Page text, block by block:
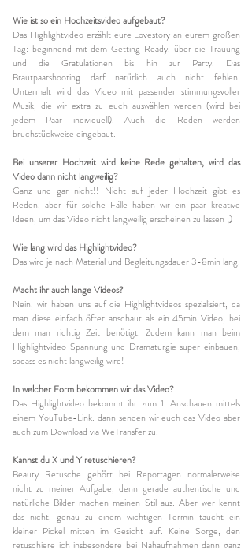
Wie ist so ein Hochzeitsvideo aufgebaut?
Das Highlightvideo erzählt eure Lovestory an eurem großen
Tag: beginnend mit dem Getting Ready, über die Trauung
und die Gratulationen bis hin zur Party. Das
Brautpaarshooting darf natürlich auch nicht fehlen.
Untermalt wird das Video mit passender stimmungsvoller
Musik, die wir extra zu euch auswählen werden (wird bei
jedem Paar individuell). Auch die Reden werden
bruchstückweise eingebaut.
Bei unserer Hochzeit wird keine Rede gehalten, wird das
Video dann nicht langweilig?
Ganz und gar nicht!! Nicht auf jeder Hochzeit gibt es
Reden, aber für solche Fälle haben wir ein paar kreative
Ideen, um das Video nicht langweilig erscheinen zu lassen ;)
Wie lang wird das Highlightvideo?
Das wird je nach Material und Begleitungsdauer 3-8min lang.
Macht ihr auch lange Videos?
Nein, wir haben uns auf die Highlightvideos spezialisiert, da
man diese einfach öfter anschaut als ein 45min Video, bei
dem man richtig Zeit benötigt. Zudem kann man beim
Highlightvideo Spannung und Dramaturgie super einbauen,
sodass es nicht langweilig wird!
In welcher Form bekommen wir das Video?
Das Highlightvideo bekommt ihr zum 1. Anschauen mittels
einem YouTube-Link. dann senden wir euch das Video aber
auch zum Download via WeTransfer zu.
Kannst du X und Y retuschieren?
Beauty Retusche gehört bei Reportagen normalerweise
nicht zu meiner Aufgabe, denn gerade authentische und
natürliche Bilder machen meinen Stil aus. Aber wer kennt
das nicht, genau zu einem wichtigen Termin taucht ein
kleiner Pickel mitten im Gesicht auf. Keine Sorge, den
retuschiere ich insbesondere bei Nahaufnahmen dann ganz